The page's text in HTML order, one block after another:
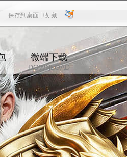
保存到桌面 |
保存到桌面 收 藏
收 藏
微端下载
DOWNLOAD